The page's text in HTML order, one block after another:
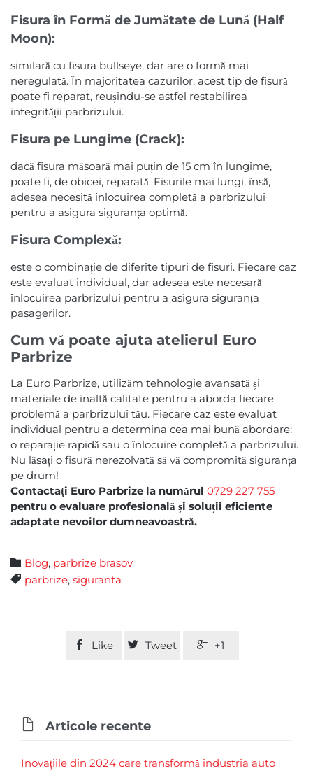
Fisura în Formă de Jumătate de Lună (Half
Moon):
similară cu fisura bullseye, dar are o formă mai
neregulată. În majoritatea cazurilor, acest tip de fisură
poate fi reparat, reușindu-se astfel restabilirea
integrității parbrizului.
Fisura pe Lungime (Crack):
dacă fisura măsoară mai puțin de 15 cm în lungime,
poate fi, de obicei, reparată. Fisurile mai lungi, însă,
adesea necesită înlocuirea completă a parbrizului
pentru a asigura siguranța optimă.
Fisura Complexă:
este o combinație de diferite tipuri de fisuri. Fiecare caz
este evaluat individual, dar adesea este necesară
înlocuirea parbrizului pentru a asigura siguranța
pasagerilor.
Cum vă poate ajuta atelierul Euro
Parbrize
La Euro Parbrize, utilizăm tehnologie avansată și
materiale de înaltă calitate pentru a aborda fiecare
problemă a parbrizului tău. Fiecare caz este evaluat
individual pentru a determina cea mai bună abordare:
o reparație rapidă sau o înlocuire completă a parbrizului.
Nu lăsați o fisură nerezolvată să vă compromită siguranța
pe drum!
Contactați Euro Parbrize la numărul 0729 227 755
pentru o evaluare profesională și soluții eficiente
adaptate nevoilor dumneavoastră.
 Category
Blog, parbrize brasov
 Tags
parbrize, siguranta
 Like  Tweet  +1
 Articole recente
Inovațiile din 2024 care transformă industria auto